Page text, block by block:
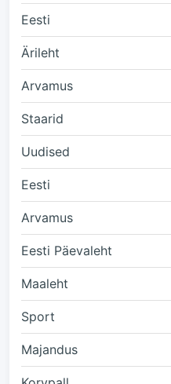
Eesti
Ärileht
Arvamus
Staarid
Uudised
Eesti
Arvamus
Eesti Päevaleht
Maaleht
Sport
Majandus